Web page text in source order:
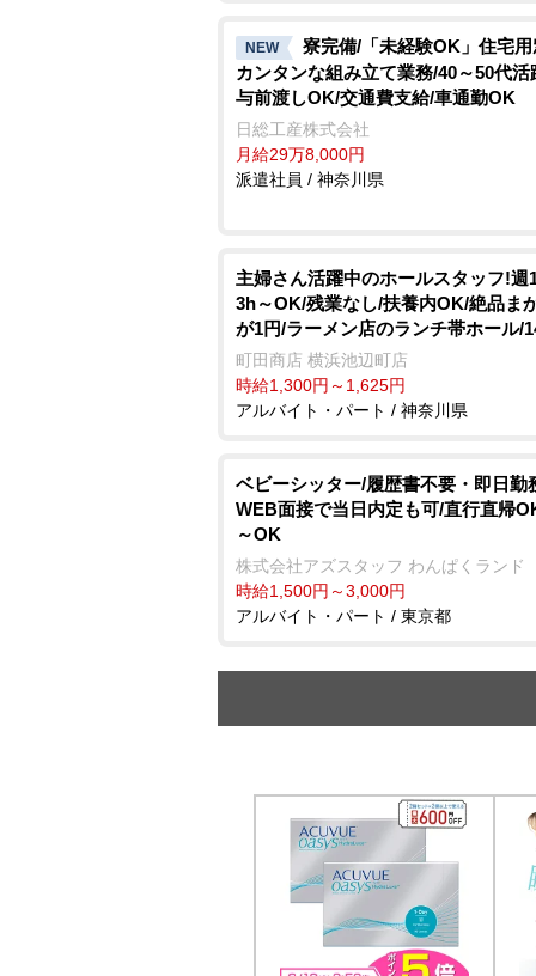
NEW
寮完備/「未経験OK」住宅
カンタンな組み立て業務/40～50代活
与前渡しOK/交通費支給/車通勤OK
日総工産株式会社
月給29万8,000円
派遣社員 / 神奈川県
主婦さん活躍中のホールスタッフ!週
3h～OK/残業なし/扶養内OK/絶品ま
が1円/ラーメン店のランチ帯ホール/
町田商店 横浜池辺町店
時給1,300円～1,625円
アルバイト・パート / 神奈川県
ベビーシッター/履歴書不要・即日勤
WEB面接で当日内定も可/直行直帰
～OK
株式会社アズスタッフ わんぱくランド
時給1,500円～3,000円
アルバイト・パート / 東京都